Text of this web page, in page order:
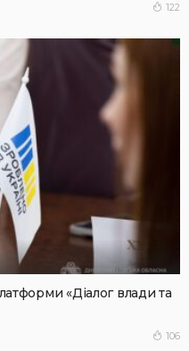
122
«Діалог влади та
106